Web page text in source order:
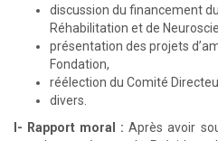
discussion du financement
Réhabilitation et de
présentation des projets
Fondation,
réélection du Comité
divers.
I- Rapport moral :Après avoir